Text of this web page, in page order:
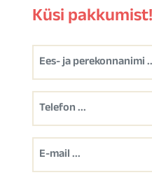
Küsi pakkumist!